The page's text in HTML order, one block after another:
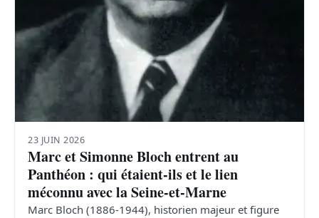
23 JUIN 2026
Marc et Simonne Bloch entrent au
Panthéon : qui étaient-ils et le lien
méconnu avec la Seine-et-Marne
Marc Bloch (1886-1944), historien majeur et figure